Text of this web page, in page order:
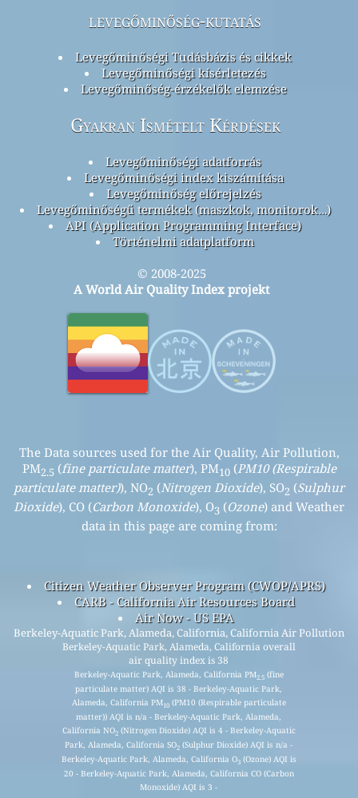
levegőminőség-kutatás
Levegőminőségi Tudásbázis és cikkek
Levegőminőségi kísérletezés
Levegőminőség-érzékelők elemzése
Gyakran Ismételt Kérdések
Levegőminőségi adatforrás
Levegőminőségi index kiszámítása
Levegőminőség előrejelzés
Levegőminőségű termékek (maszkok, monitorok…)
API (Application Programming Interface)
Történelmi adatplatform
© 2008-2025
A World Air Quality Index projekt
The Data sources used for the Air Quality, Air Pollution,
PM2.5 (fine particulate matter), PM10(PM10 (Respirable
particulate matter)), NO2 (Nitrogen Dioxide), SO2 (Sulphur
Dioxide), CO (Carbon Monoxide), O3 (Ozone) and Weather
data in this page are coming from:
Citizen Weather Observer Program (CWOP/APRS)
CARB - California Air Resources Board
Air Now - US EPA
Berkeley-Aquatic Park, Alameda, California, California Air Pollution
Berkeley-Aquatic Park, Alameda, California overall
air quality index is 38
Berkeley-Aquatic Park, Alameda, California PM2.5(fine
particulate matter) AQI is 38 - Berkeley-Aquatic Park,
Alameda, California PM10(PM10 (Respirable particulate
matter)) AQI is n/a - Berkeley-Aquatic Park, Alameda,
California NO2(Nitrogen Dioxide) AQI is 4 - Berkeley-Aquatic
Park, Alameda, California SO2 (Sulphur Dioxide) AQI is n/a -
Berkeley-Aquatic Park, Alameda, California O3(Ozone) AQI is
20 - Berkeley-Aquatic Park, Alameda, California CO (Carbon
Monoxide) AQI is 3 -